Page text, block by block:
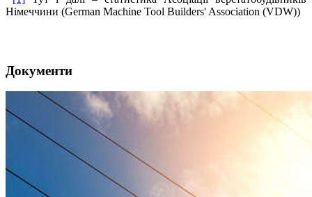
Німеччини (German Machine Tool Builders' Association (VDW))
Документи